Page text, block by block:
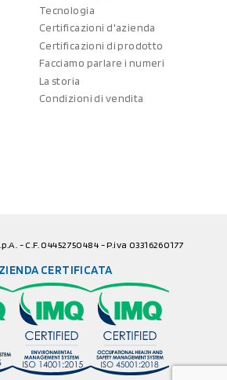
Tecnologia
Certificazioni d'azienda
Certificazioni di prodotto
Facciamo parlare i numeri
La storia
Condizioni di vendita
- C.F. 04452750484 - P.iva 03316260177
CERTIFICATA